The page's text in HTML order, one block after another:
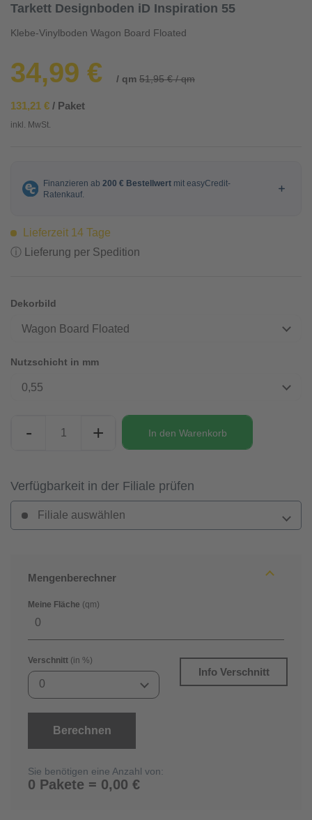
Tarkett Designboden iD Inspiration 55
Klebe-Vinylboden Wagon Board Floated
34,99 € / qm 51,95 € / qm
131,21 € / Paket
inkl. MwSt.
Lieferzeit 14 Tage
ⓘ Lieferung per Spedition
Dekorbild
Wagon Board Floated
Nutzschicht in mm
0,55
- + In den Warenkorb
Verfügbarkeit in der Filiale prüfen
Filiale auswählen
Mengenberechner
Meine Fläche (qm)
Verschnitt (in %)
0
Info Verschnitt
Berechnen
Sie benötigen eine Anzahl von:
0 Pakete = 0,00 €